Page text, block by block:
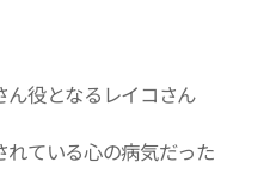
ん役となるレイコさん
れている心の病気だった